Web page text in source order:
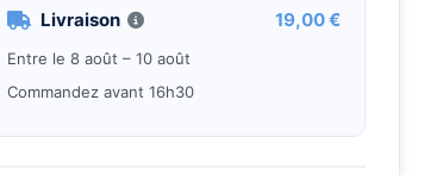
Livraison 19,00 €
Entre le 8 août – 10 août
Commandez avant 16h30